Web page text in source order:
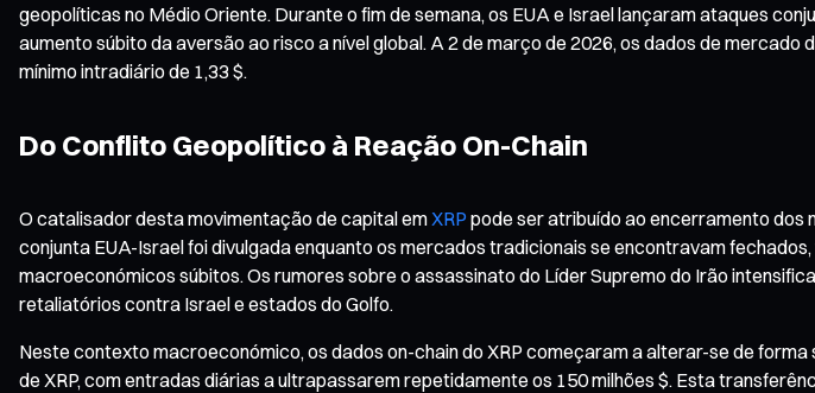
geopolíticas no Médio Oriente. Durante o fim de semana, os EUA e Israel lançaram ataques
aumento súbito da aversão ao risco a nível global. A 2 de março de 2026, os dados de mercado
mínimo intradiário de 1,33 $.
Do Conflito Geopolítico à Reação On-Chain
O catalisador desta movimentação de capital em XRP pode ser atribuído ao encerramento dos
conjunta EUA-Israel foi divulgada enquanto os mercados tradicionais se encontravam
macroeconómicos súbitos. Os rumores sobre o assassinato do Líder Supremo do Irão
retaliatórios contra Israel e estados do Golfo.
Neste contexto macroeconómico, os dados on-chain do XRP começaram a alterar-se de
de XRP, com entradas diárias a ultrapassarem repetidamente os 150 milhões $. Esta